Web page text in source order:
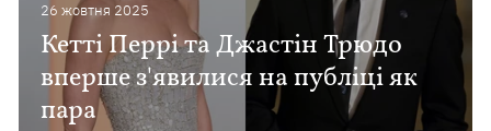
26 жовтня 2025
Кетті Перрі та Джастін Трюдо
вперше з'явилися на публіці як
пара